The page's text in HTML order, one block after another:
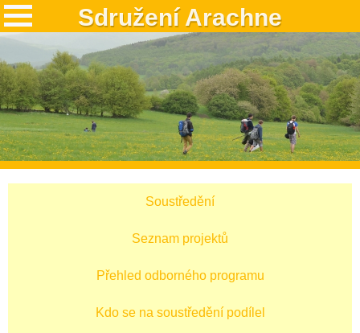
Sdružení Arachne
Soustředění
Seznam projektů
Přehled odborného programu
Kdo se na soustředění podílel